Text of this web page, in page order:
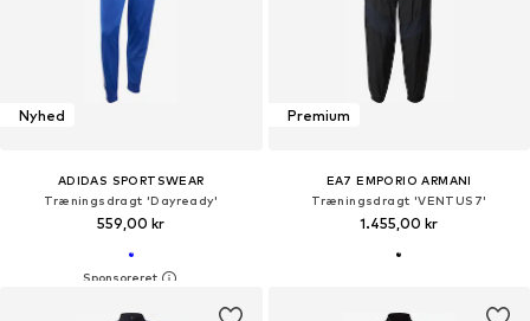
Nyhed
ADIDAS SPORTSWEAR
Træningsdragt 'Dayready'
559,00 kr
Premium
EA7 EMPORIO ARMANI
Træningsdragt 'VENTUS7'
1.455,00 kr